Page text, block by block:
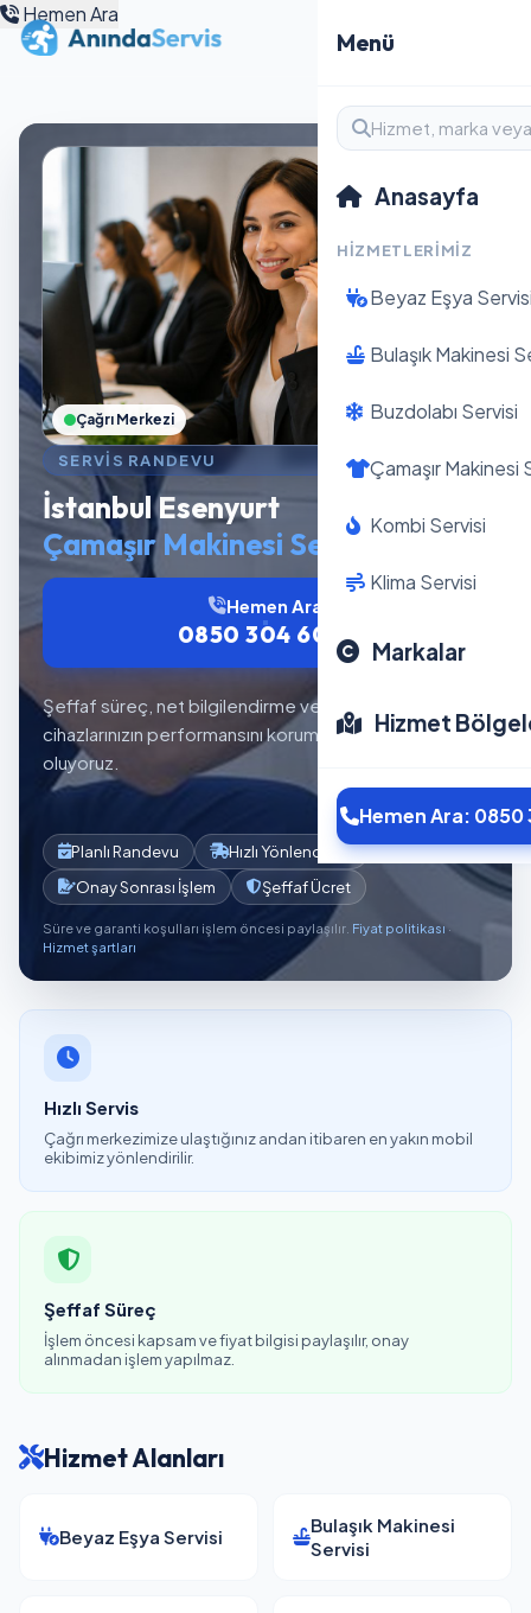
Menü
Anasayfa
HIZMETLERIMIZ
Beyaz Eşya
Bulaşık Makinesi
Buzdolabı Servisi
Çamaşır Makinesi
Kombi Servisi
Klima Servisi
Markalar
Hizmet
Hemen Ara: 0850
Hemen Ara
SERVIS RANDEVU
İstanbul Esenyurt
Çamaşır Makinesi Servisi
Şeffaf süreç, net bilgilendirme ve planlı servis akışıyla
cihazlarınızın performansını korumaya yardımcı
oluyoruz.
Hemen Ara
0850 304 6012
Planlı Randevu
Hızlı Yönlendirme
Onay Sonrası İşlem
Şeffaf Ücret
Süre ve garanti koşulları işlem öncesi paylaşılır. Fiyat politikası·
Hizmet şartları
Çağrı Merkezi
Hızlı Servis
Çağrı merkezimize ulaştığınız andan itibaren en yakın mobil
ekibimiz yönlendirilir.
Şeffaf Süreç
İşlem öncesi kapsam ve fiyat bilgisi paylaşılır, onay
alınmadan işlem yapılmaz.
Hizmet Alanları
Beyaz Eşya Servisi
Bulaşık Makinesi
Servisi